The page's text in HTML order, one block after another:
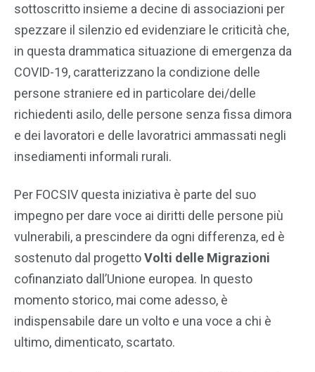
sottoscritto insieme a decine di associazioni per
spezzare il silenzio ed evidenziare le criticità che,
in questa drammatica situazione di emergenza da
COVID-19, caratterizzano la condizione delle
persone straniere ed in particolare dei/delle
richiedenti asilo, delle persone senza fissa dimora
e dei lavoratori e delle lavoratrici ammassati negli
insediamenti informali rurali.
Per FOCSIV questa iniziativa è parte del suo
impegno per dare voce ai diritti delle persone più
vulnerabili, a prescindere da ogni differenza, ed è
sostenuto dal progettoVolti delle Migrazioni
cofinanziato dall’Unione europea. In questo
momento storico, mai come adesso, è
indispensabile dare un volto e una voce a chi è
ultimo, dimenticato, scartato.